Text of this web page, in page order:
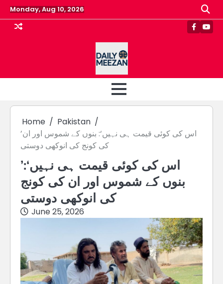
Skip
to
content
Monday, Aug 10, 2026
Home
Pakistan
’اس کی کوئی قیمت ہی نہیں‘: بنوں کے شموس اور ان
کی کونج کی انوکھی دوستی
’اس کی کوئی قیمت ہی نہیں‘:
بنوں کے شموس اور ان کی کونج
کی انوکھی دوستی
June 25, 2026